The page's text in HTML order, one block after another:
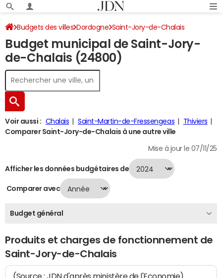
Budgets des villes Dordogne Saint-Jory-de-Chalais
Budget 2024
Budget municipal de Saint-Jory-
de-Chalais (24800)
Voir aussi : Chalais Saint-Martin-de-Fressengeas
Thiviers
Comparer Saint-Jory-de-Chalais à une autre ville
Mise à jour le 07/11/25
Afficher les données budgétaires de
Comparer avec
Budget général
Produits et charges de fonctionnement de
Saint-Jory-de-Chalais